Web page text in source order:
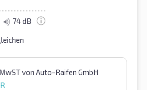
74 dB
von Auto-Raifen GmbH